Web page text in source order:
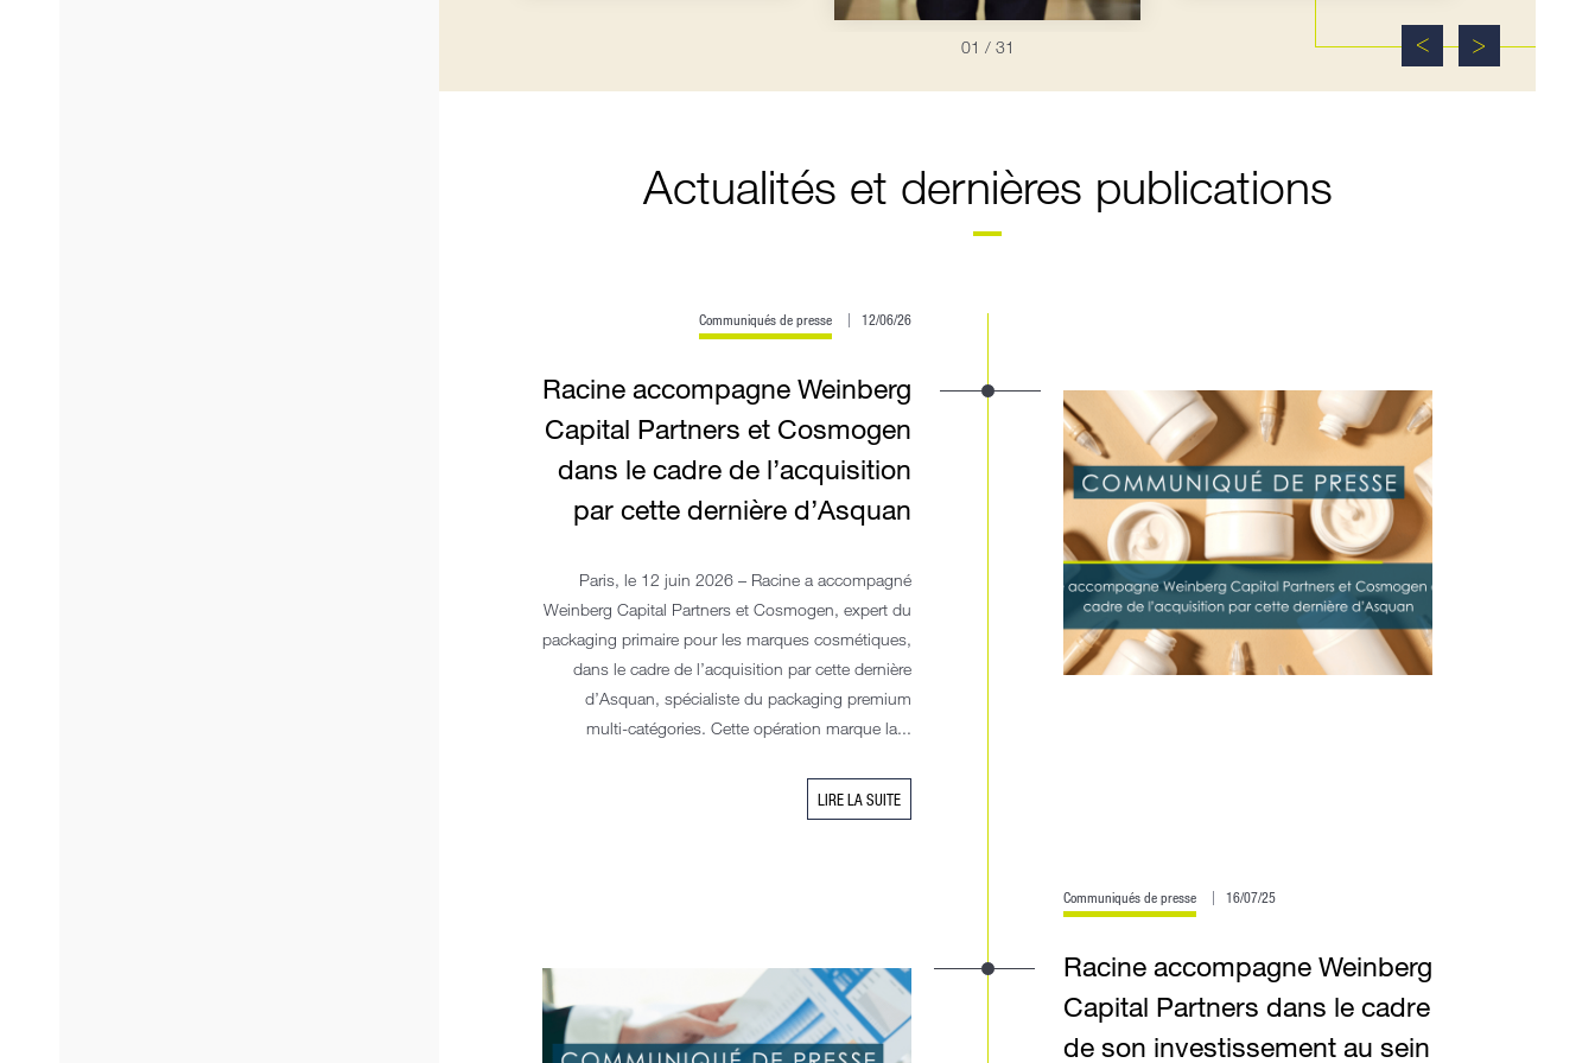
01 / 31
Actualités et dernières publications
Communiqués de presse 12/06/26
Racine accompagne Weinberg
Capital Partners et Cosmogen
dans le cadre de l’acquisition
par cette dernière d’Asquan
Paris, le 12 juin 2026 – Racine a accompagné
Weinberg Capital Partners et Cosmogen, expert du
packaging primaire pour les marques cosmétiques,
dans le cadre de l’acquisition par cette dernière
d’Asquan, spécialiste du packaging premium
multi-catégories. Cette opération marque la...
LIRE LA SUITE
Communiqués de presse 16/07/25
Racine accompagne Weinberg
Capital Partners dans le cadre
de son investissement au sein